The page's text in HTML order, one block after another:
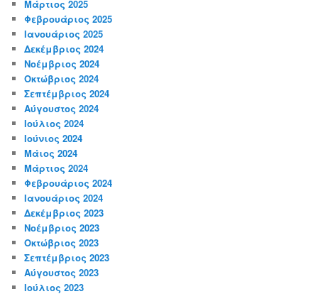
Μάρτιος 2025
Φεβρουάριος 2025
Ιανουάριος 2025
Δεκέμβριος 2024
Νοέμβριος 2024
Οκτώβριος 2024
Σεπτέμβριος 2024
Αύγουστος 2024
Ιούλιος 2024
Ιούνιος 2024
Μάιος 2024
Μάρτιος 2024
Φεβρουάριος 2024
Ιανουάριος 2024
Δεκέμβριος 2023
Νοέμβριος 2023
Οκτώβριος 2023
Σεπτέμβριος 2023
Αύγουστος 2023
Ιούλιος 2023